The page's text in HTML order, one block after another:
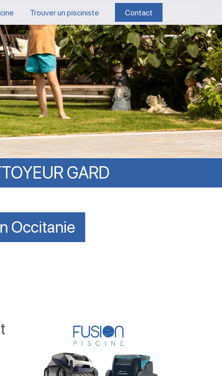
Trouver un pisciniste Contact
GARD
Occitanie